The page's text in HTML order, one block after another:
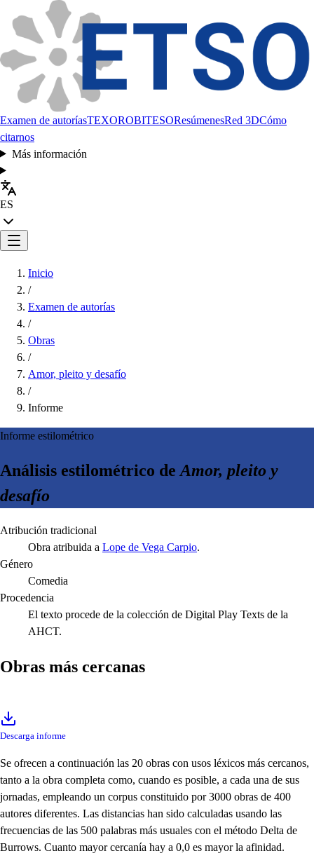
Examen de autoríasTEXOROBITESOResúmenesRed 3DCómo
citarnos
Más información
ES
Inicio
/
Examen de autorías
/
Obras
/
Amor, pleito y desafío
/
Informe
Informe estilométrico
Análisis estilométrico deAmor, pleito y
desafío
Atribución tradicional
Obra atribuida a Lope de Vega Carpio.
Género
Comedia
Procedencia
El texto procede de la colección de Digital Play Texts de la
AHCT.
Obras más cercanas
Descarga informe
Se ofrecen a continuación las 20 obras con usos léxicos más cercanos,
tanto a la obra completa como, cuando es posible, a cada una de sus
jornadas, empleando un corpus constituido por 3000 obras de 400
autores diferentes. Las distancias han sido calculadas usando las
frecuencias de las 500 palabras más usuales con el método Delta de
Burrows. Cuanto mayor cercanía hay a 0,0 es mayor la afinidad.